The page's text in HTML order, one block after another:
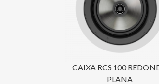
CAIXA RCS 100
PLANA